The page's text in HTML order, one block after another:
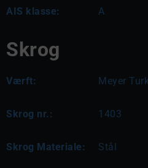
AIS klasse: A
Skrog
Værft: Meyer
Skrog nr.: 1403
Skrog Materiale: Stål